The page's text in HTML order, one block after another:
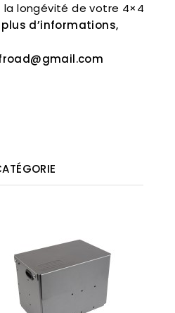
longévité de votre 4×4
plus d’informations,